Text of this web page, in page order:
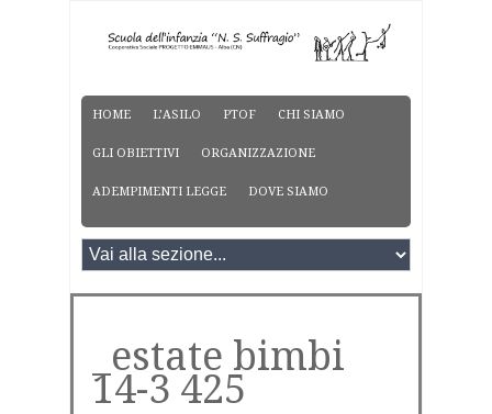
HOME L’ASILO PTOF CHI SIAMO
GLI OBIETTIVI ORGANIZZAZIONE
ADEMPIMENTI LEGGE DOVE SIAMO
_estate bimbi
14-3 425